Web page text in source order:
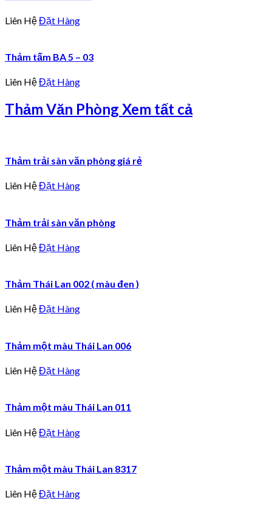
Liên HệĐặt Hàng
Thảm tấm BA 5 – 03
Liên HệĐặt Hàng
Thảm Văn Phòng Xem tất cả
Thảm trải sàn văn phòng giá rẻ
Liên HệĐặt Hàng
Thảm trải sàn văn phòng
Liên HệĐặt Hàng
Thảm Thái Lan 002 ( màu đen )
Liên HệĐặt Hàng
Thảm một màu Thái Lan 006
Liên HệĐặt Hàng
Thảm một màu Thái Lan 011
Liên HệĐặt Hàng
Thảm một màu Thái Lan 8317
Liên HệĐặt Hàng